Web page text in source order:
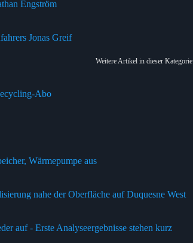
Engström
Jonas Greif
Weitere Artikel in dieser Kategorie
Abo
Wärmepumpe aus
nahe der Oberfläche auf Duquesne West
auf - Erste Analyseergebnisse stehen kurz